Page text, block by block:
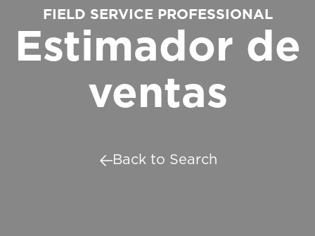
FIELD SERVICE PROFESSIONAL
Estimador de
ventas
Back to Search